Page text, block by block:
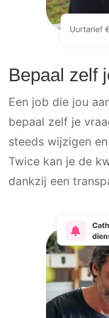
Bepaal zelf
Een job die jou
bepaal zelf je
steeds wijzigen
Twice kan je de
dankzij een